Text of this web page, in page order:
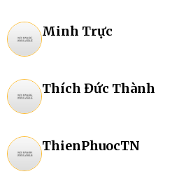
Minh Trực
Thích Đức Thành
ThienPhuocTN